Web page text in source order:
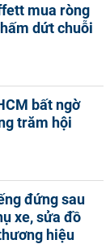
mua ròng
dứt chuỗi
bất ngờ
trăm hội
đứng sau
xe, sửa đồ
hiệu